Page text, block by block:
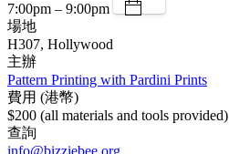
7:00pm – 9:00pm
場地
H307, Hollywood
主辦
Pattern Printing with Pardini Prints
費用 (港幣)
$200 (all materials and tools provided)
查詢